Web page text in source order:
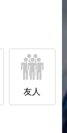
友人